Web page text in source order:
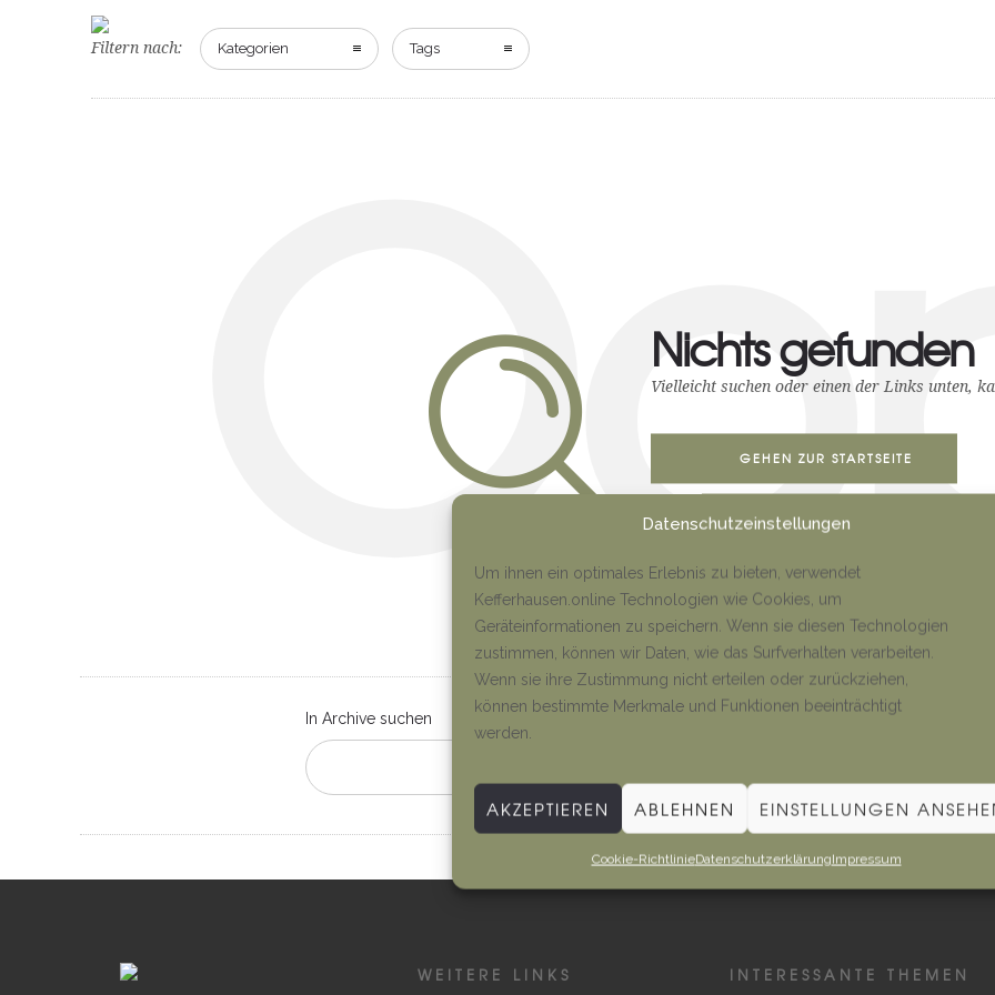
Datenschutzeinstellungen
Um ihnen ein optimales Erlebnis zu bieten, verwendet
Kefferhausen.online Technologien wie Cookies, um
Geräteinformationen zu speichern. Wenn sie diesen Technologien
zustimmen, können wir Daten, wie das Surfverhalten verarbeiten.
Wenn sie ihre Zustimmung nicht erteilen oder zurückziehen,
können bestimmte Merkmale und Funktionen beeinträchtigt
werden.
AKZEPTIEREN ABLEHNEN EINSTELLUNGEN
Cookie-RichtlinieDatenschutzerklärungImpressum
Filtern nach: Kategorien Tags
Nichts gefunden
Vielleicht suchen oder einen der Links unten,
GEHEN ZUR STARTSEITE
In Archive suchen Auf Website suchen
WEITERE LINKS INTERESSANTE THEMEN